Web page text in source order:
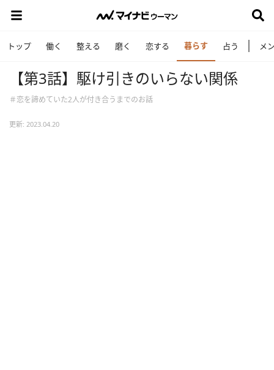
トップ 働く 整える 磨く 恋する 暮らす 占う メ
【第3話】駆け引きのいらない関係
＃恋を諦めていた2人が付き合うまでのお話
更新: 2023.04.20